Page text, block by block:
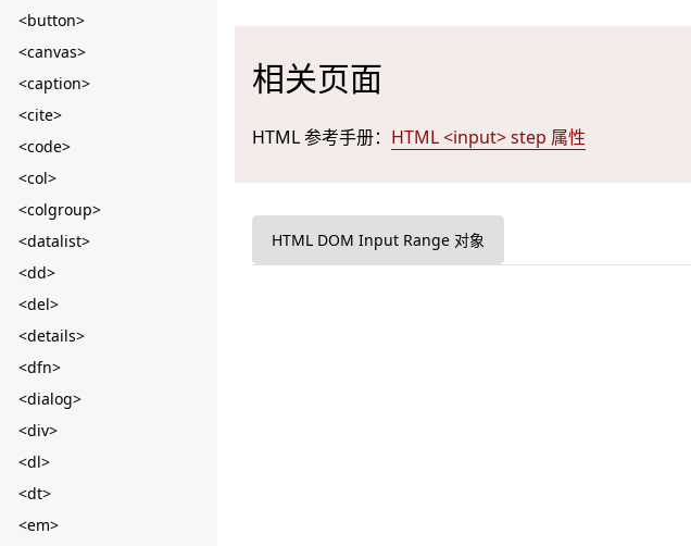
<button>
<canvas>
<caption>
<cite>
<code>
<col>
<colgroup>
<datalist>
<dd>
<del>
<details>
<dfn>
<dialog>
<div>
<dl>
<dt>
<em>
相关页面
HTML 参考手册： HTML <input> step 属性
HTML DOM Input Range 对象